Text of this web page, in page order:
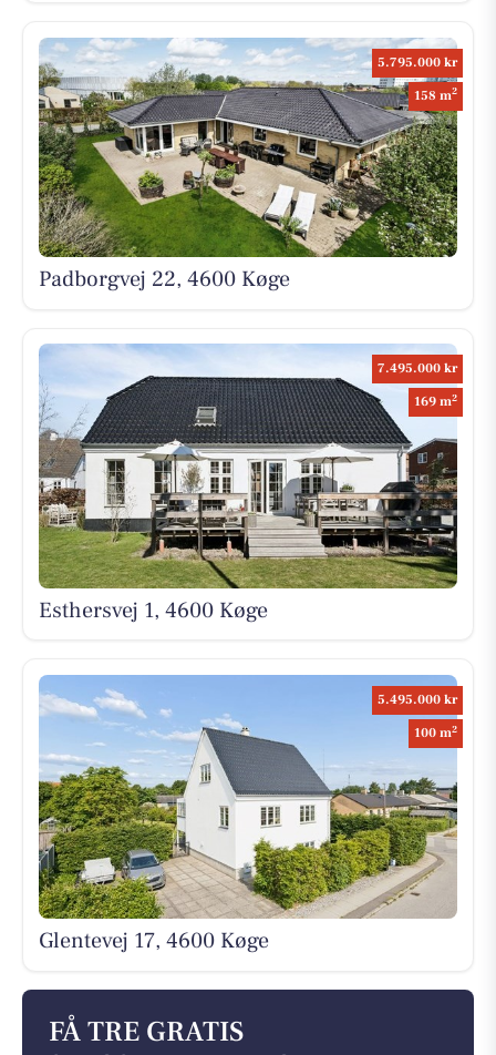
5.795.000 kr
158 m2
Padborgvej 22, 4600 Køge
7.495.000 kr
169 m2
Esthersvej 1, 4600 Køge
5.495.000 kr
100 m2
Glentevej 17, 4600 Køge
FÅ TRE GRATIS